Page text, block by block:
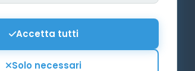
del sito
Accetta tutti
Solo necessari